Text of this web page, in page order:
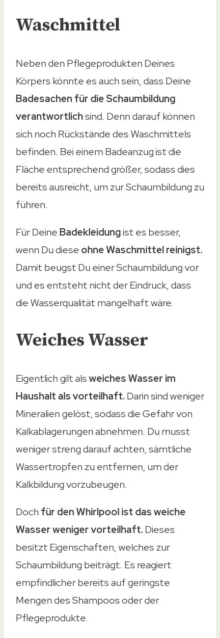
Waschmittel
Neben den Pflegeprodukten Deines
Körpers könnte es auch sein, dass Deine
Badesachen für die Schaumbildung
verantwortlichsind. Denn darauf können
sich noch Rückstände des Waschmittels
befinden. Bei einem Badeanzug ist die
Fläche entsprechend größer, sodass dies
bereits ausreicht, um zur Schaumbildung zu
führen.
Für Deine Badekleidungist es besser,
wenn Du diese ohne Waschmittel reinigst.
Damit beugst Du einer Schaumbildung vor
und es entsteht nicht der Eindruck, dass
die Wasserqualität mangelhaft wäre.
Weiches Wasser
Eigentlich gilt alsweiches Wasser im
Haushalt als vorteilhaft.Darin sind weniger
Mineralien gelöst, sodass die Gefahr von
Kalkablagerungen abnehmen. Du musst
weniger streng darauf achten, sämtliche
Wassertropfen zu entfernen, um der
Kalkbildung vorzubeugen.
Dochfür den Whirlpool ist das weiche
Wasser weniger vorteilhaft.Dieses
besitzt Eigenschaften, welches zur
Schaumbildung beiträgt. Es reagiert
empfindlicher bereits auf geringste
Mengen des Shampoos oder der
Pflegeprodukte.